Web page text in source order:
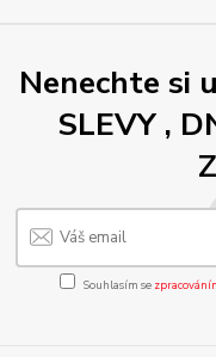
Nenechte si
SLEVY ,
Souhlasím se